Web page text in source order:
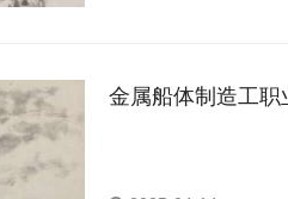
金属船体制造工职